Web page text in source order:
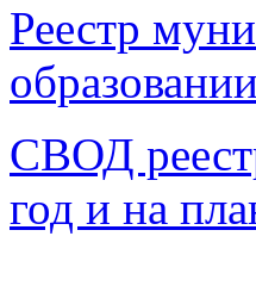
Реестр
СВОД
год и на